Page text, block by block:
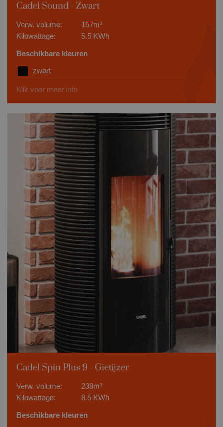
Cadel Sound - Zwart
Verw. volume:
157m³
Kilowattage:
5.5 KWh
Beschikbare kleuren
zwart
Klik voor meer info
Cadel Spin Plus 9 - Gietijzer
Verw. volume:
238m³
Kilowattage:
8.5 KWh
Beschikbare kleuren